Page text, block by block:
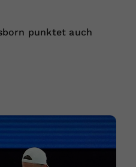
punktet auch